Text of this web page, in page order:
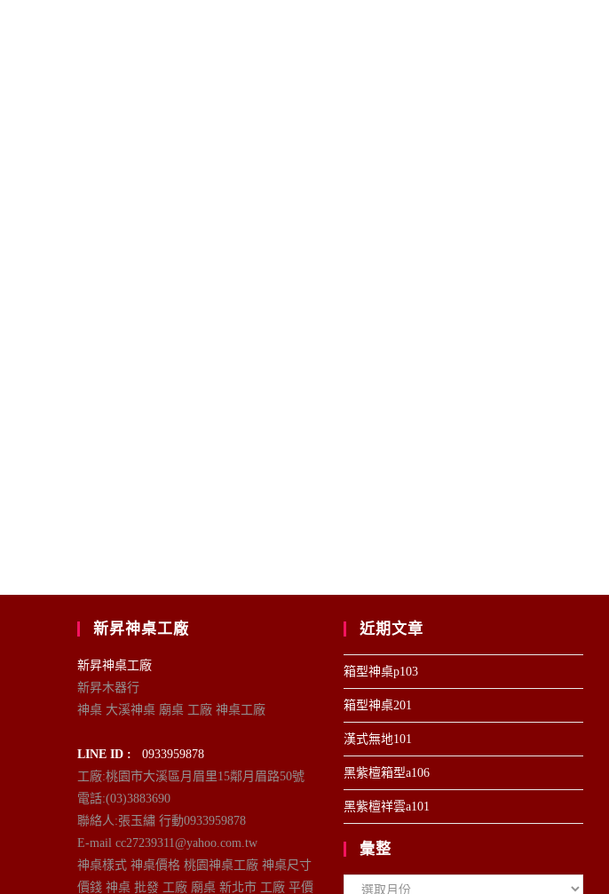
新昇神桌工廠
新昇神桌工廠
新昇木器行
神桌 大溪神桌 廟桌 工廠 神桌工廠
LINE ID :
0933959878
工廠:桃園市大溪區月眉里15鄰月眉路50號
電話:(03)3883690
聯絡人:張玉繡 行動0933959878
E-mail cc27239311@yahoo.com.tw
神桌樣式 神桌價格 桃園神桌工廠 神桌尺寸
價錢 神桌 批發 工廠 廟桌 新北市 工廠 平價
近期文章
箱型神桌p103
箱型神桌201
漢式無地101
黑紫檀箱型a106
黑紫檀祥雲a101
彙整